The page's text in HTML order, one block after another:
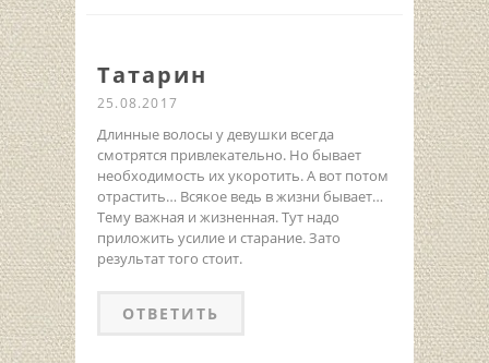
Татарин
25.08.2017
Длинные волосы у девушки всегда
смотрятся привлекательно. Но бывает
необходимость их укоротить. А вот потом
отрастить… Всякое ведь в жизни бывает…
Тему важная и жизненная. Тут надо
приложить усилие и старание. Зато
результат того стоит.
ОТВЕТИТЬ